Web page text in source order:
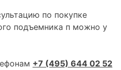
по покупке
подъемника п можно у
+7 (495) 644 02 52